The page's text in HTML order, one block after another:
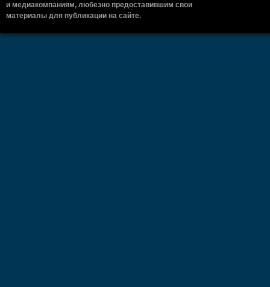
и медиакомпаниям, любезно предоставившим свои
материалы для публикации на сайте.